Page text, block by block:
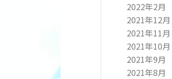
2022年2月
2021年12月
2021年11月
2021年10月
2021年9月
2021年8月